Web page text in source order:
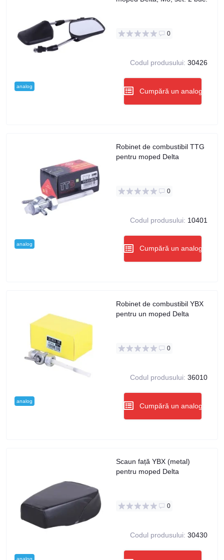
analog
0
Codul produsului: 30426
Cumpără un analog
analog
Robinet de combustibil TTG
pentru moped Delta
0
Codul produsului: 10401
Cumpără un analog
analog
Robinet de combustibil YBX
pentru un moped Delta
0
Codul produsului: 36010
Cumpără un analog
analog
Scaun față YBX (metal)
pentru moped Delta
0
Codul produsului: 30430